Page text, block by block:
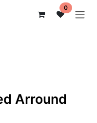
0
Arround